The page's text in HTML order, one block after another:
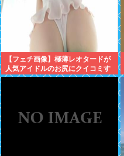
【フェチ画像】極薄レオタードが
人気アイドルのお尻にクイコミす
ぎて危険 透け×尻フェチ【松岡里